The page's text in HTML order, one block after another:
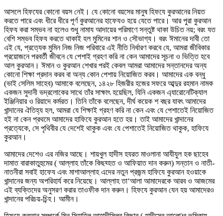
আসলে হিফযের কোনো বয়স নেই। যে কোনো বয়সের মানুষ হিফযে কুরআনের নিয়ত
করতে পারে এবং ধীরে ধীরে পূর্ণ কুরআনের হাফেযও হয়ে যেতে পারে। আর পুরা কুরআন
হিফয করা সম্ভব না হলেও শুধু নামায আদায়ের পরিমাণে সন্তুষ্ট থাকা উচিত নয়; বরং যত
বেশি সম্ভব হিফয করতে থাকাই হল মুমিনের শান ও সৌভাগ্য। বরং ঈমানের দাবী তো
এই যে, প্রত্যেক মুমিন নিজ নিজ পরিবারে এই নীতি নির্ধারণ করবে যে, আমরা জীবিকার
প্রয়োজনে পরবর্তী জীবনে যে পেশাই গ্রহণ করি না কেন আমাদের সূচনা ও ভিত্তি হবে
আল কুরআন। ঈমান ও কুরআন শেখার পরই কেবল আমরা আমাদের সন্তানদের অন্য
কোনো শিক্ষা প্রদান করব বা অন্য কোন পেশায় নিয়োজিত করব। আমাদের এক বন্ধু
(ভাই সেলিম সাহেব) আমাকে বলেছেন, ১৪২৮ হিজরীর হজের সফরে আব্দুর রহমান নামক
একজন সুদানী ভদ্রলোকের সাথে তাঁর সাক্ষাৎ হয়েছিল, যিনি একজন এ্যারোনেটিক্যাল
ইঞ্জিনিয়ার ও রিয়াদে কর্মরত। তিনি তাঁকে বলেছেন, দীর্ঘ কয়েক শ বছর যাবৎ আমাদের
খান্দানের ঐতিহ্য হল, আমরা যে শিক্ষাই গ্রহণ করি না কেন এবং যে পেশাতেই নিয়োজিত
হই না কেন প্রথমে আমাদের হাফিযে কুরআন হতে হয়। তাই আমাদের খান্দানের
প্রত্যেকে, সে পৃথিবীর যে দেশেই থাকুক এবং যে পেশাতেই নিয়োজিত থাকুক, হাফিযে
কুরআন।
আমাদের দেশেও এর নজির আছে। শায়খুল হাদীস হযরত মাওলানা আযীযুল হক ছাহেব
দামাত বারাকাতুহুমের ( আল্লাহ তাঁকে কিছহ্হত ও আফিয়াত দান করুন) সন্তান ও নাতী-
নাতনীরা সবাই হাফেয এবং মাশাআল্লাহ এদের নতুন প্রজন্ম হাফিযে কুরআন হওয়াকে
খান্দানের জন্য অপরিহার্য করে নিয়েছে। আল্লাহ তা‘আলা আমাদেরকে আরব ও আজমের
এই ব্যক্তিদের অনুসরণ করার তাওফীক দান করুন। হিফযে কুরআন যেন হয় আমাদেরও
খান্দানের পরিচয়-চিন্হ। আমীন।